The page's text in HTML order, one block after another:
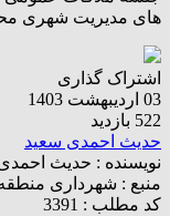
های مدیریت شهری
اشتراک گذاری
03 اردیبهشت 1403
522 بازدید
حدیث احمدی سعید
نویسنده : حدیث
منبع : شهرداری منطقه
کد مطلب : 3391